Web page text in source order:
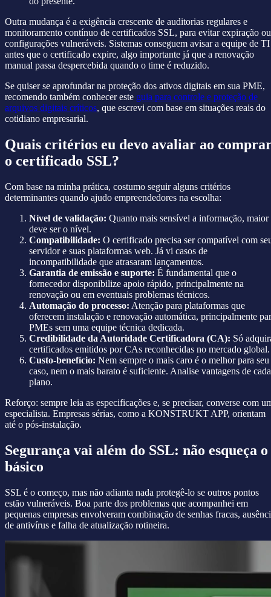
Outra mudança é a exigência crescente de auditorias regulares e
monitoramento contínuo de certificados SSL, para evitar expiração ou
configurações vulneráveis. Sistemas conseguem avisar a equipe de TI
antes que o certificado expire, algo importante já que a renovação
manual passa despercebida quando o time é reduzido.
Se quiser se aprofundar na proteção dos ativos digitais em sua PME,
recomendo também conhecer este guia para controle e proteção de
arquivos digitais críticos, que escrevi com base em situações reais do
cotidiano empresarial.
Quais critérios eu devo avaliar ao
o certificado SSL?
Com base na minha prática, costumo seguir alguns critérios
determinantes quando ajudo empreendedores na escolha:
Nível de validação: Quanto mais sensível a informação, maior
deve ser o nível.
Compatibilidade: O certificado precisa ser compatível com
servidor e suas plataformas web. Já vi casos de
incompatibilidade que atrasaram lançamentos.
Garantia de emissão e suporte: É fundamental que o
fornecedor disponibilize apoio rápido, principalmente na
renovação ou em eventuais problemas técnicos.
Automação do processo: Atenção para plataformas que
oferecem instalação e renovação automática, principalmente
PMEs sem uma equipe técnica dedicada.
Credibilidade da Autoridade Certificadora (CA): Só
certificados emitidos por CAs reconhecidas no mercado global.
Custo-benefício: Nem sempre o mais caro é o melhor para seu
caso, nem o mais barato é suficiente. Analise vantagens de cada
plano.
Reforço: sempre leia as especificações e, se precisar, converse com
especialista. Empresas sérias, como a KONSTRUKT APP, orientam
até o pós-instalação.
Segurança vai além do SSL: não esqueça o
básico
SSL é o começo, mas não adianta nada protegê-lo se outros pontos
estão vulneráveis. Boa parte dos problemas que acompanhei em
pequenas empresas envolveram combinação de senhas fracas,
de antivírus e falha de atualização rotineira.